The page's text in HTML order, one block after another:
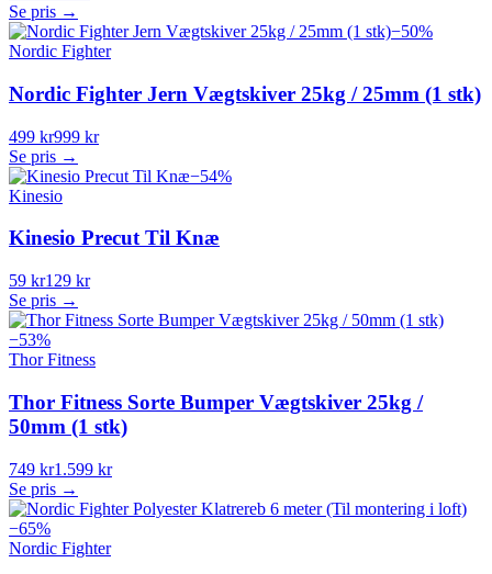
Se pris →
−50%
Nordic Fighter
Nordic Fighter Jern Vægtskiver 25kg / 25mm (1 stk)
499 kr999 kr
Se pris →
−54%
Kinesio
Kinesio Precut Til Knæ
59 kr129 kr
Se pris →
−53%
Thor Fitness
Thor Fitness Sorte Bumper Vægtskiver 25kg /
50mm (1 stk)
749 kr1.599 kr
Se pris →
−65%
Nordic Fighter